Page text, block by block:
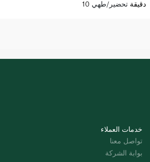
10 دقيقة تحضير/طهي
خدمات العملاء
تواصل معنا
بوابة الشركة